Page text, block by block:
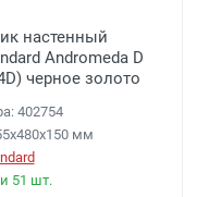
настенный
Andromeda D
черное золото
402754
мм
51 шт.